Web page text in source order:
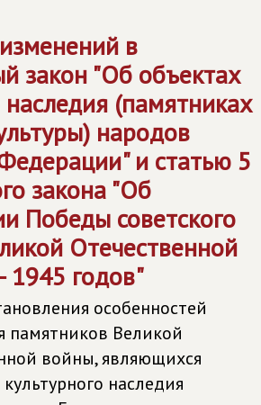
в
закон "Об объектах
наследия (памятниках
народов
и статью 5
закона "Об
Победы советского
Отечественной
1945 годов"
особенностей
памятников Великой
войны, являющихся
наследия